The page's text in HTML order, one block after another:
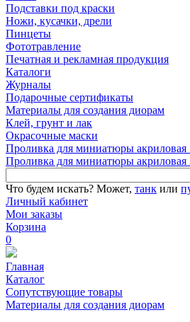
Подставки под краски
Ножи, кусачки, дрели
Пинцеты
Фототравление
Печатная и рекламная продукция
Каталоги
Журналы
Подарочные сертификаты
Материалы для создания диорам
Клей, грунт и лак
Окрасочные маски
Проливка для миниатюры акриловая
Проливка для миниатюры акриловая
Что будем искать? Может, танк или
Личный кабинет
Мои заказы
Корзина
0
Главная
Каталог
Сопутствующие товары
Материалы для создания диорам